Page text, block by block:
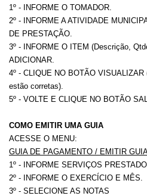
1º - INFORME O TOMADOR.
2º - INFORME A ATIVIDADE
DE PRESTAÇÃO.
3º - INFORME O ITEM (Descrição,
ADICIONAR.
4º - CLIQUE NO BOTÃO
estão corretas).
5º - VOLTE E CLIQUE NO BOTÃO
COMO EMITIR UMA GUIA
ACESSE O MENU:
GUIA DE PAGAMENTO / EMITIR
1º - INFORME SERVIÇOS
2º - INFORME O EXERCÍCIO E MÊS.
3º - SELECIONE AS NOTAS